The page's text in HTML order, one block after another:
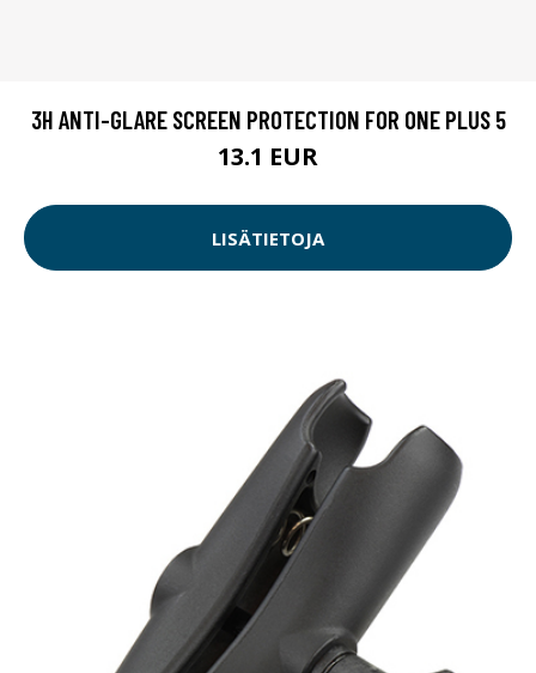
3H ANTI-GLARE SCREEN PROTECTION FOR ONE PLUS 5
13.1 EUR
LISÄTIETOJA